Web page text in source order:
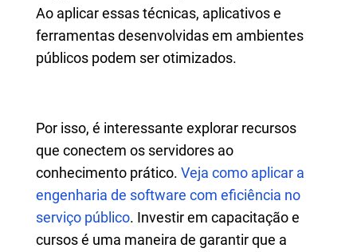
Ao aplicar essas técnicas, aplicativos e
ferramentas desenvolvidas em ambientes
públicos podem ser otimizados.
Por isso, é interessante explorar recursos
que conectem os servidores ao
conhecimento prático. Veja como aplicar a
engenharia de software com eficiência no
serviço público. Investir em capacitação e
cursos é uma maneira de garantir que a